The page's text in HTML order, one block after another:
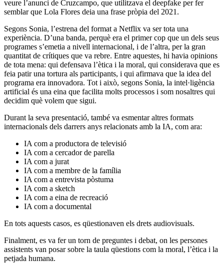
veure l’anunci de Cruzcampo, que utilitzava el deepfake per fer
semblar que Lola Flores deia una frase pròpia del 2021.
Segons Sonia, l’estrena del format a Netflix va ser tota una
experiència. D’una banda, perquè era el primer cop que un dels seus
programes s’emetia a nivell internacional, i de l’altra, per la gran
quantitat de crítiques que va rebre. Entre aquestes, hi havia opinions
de tota mena: qui defensava l’ètica i la moral, qui considerava que es
feia patir una tortura als participants, i qui afirmava que la idea del
programa era innovadora. Tot i això, segons Sonia, la intel·ligència
artificial és una eina que facilita molts processos i som nosaltres qui
decidim què volem que sigui.
Durant la seva presentació, també va esmentar altres formats
internacionals dels darrers anys relacionats amb la IA, com ara:
IA com a productora de televisió
IA com a cercador de parella
IA com a jurat
IA com a membre de la família
IA com a entrevista pòstuma
IA com a sketch
IA com a eina de recreació
IA com a documental
En tots aquests casos, es qüestionaven els drets audiovisuals.
Finalment, es va fer un torn de preguntes i debat, on les persones
assistents van posar sobre la taula qüestions com la moral, l’ètica i la
petjada humana.